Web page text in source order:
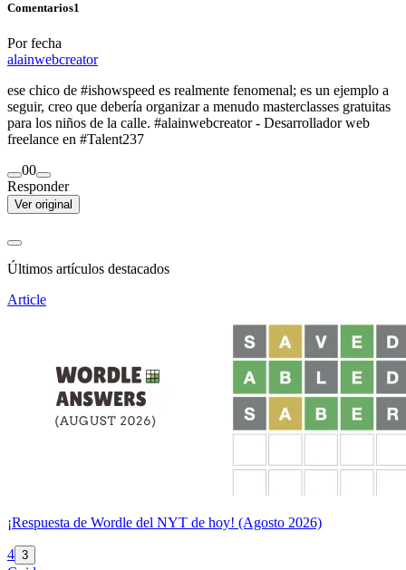
Comentarios1
Por fecha
alainwebcreator
ese chico de #ishowspeed es realmente fenomenal; es un ejemplo a
seguir, creo que debería organizar a menudo masterclasses gratuitas
para los niños de la calle. #alainwebcreator - Desarrollador web
freelance en #Talent237
00
Responder
Ver original
Últimos artículos destacados
Article
¡Respuesta de Wordle del NYT de hoy! (Agosto 2026)
4 3